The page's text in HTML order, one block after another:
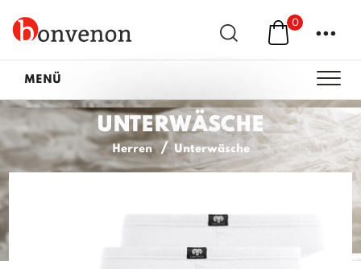
0 ...
MENÜ
UNTERWÄSCHE
Herren Unterwäsche